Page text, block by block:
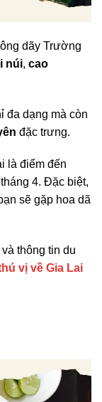
dãy Trường
núi, cao
đa dạng mà còn
đặc trưng.
là điểm đến
4. Đặc biệt,
sẽ gặp hoa dã
thông tin du
vị về Gia Lai